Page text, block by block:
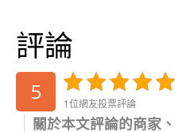
評論
5 1位網友投票評論
關於本文評論的商家